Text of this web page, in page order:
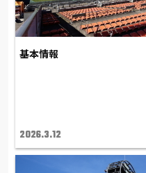
基本情報
2026.3.12